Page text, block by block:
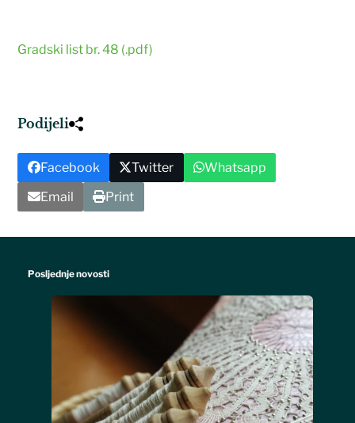
Gradski list br. 48 (.pdf)
Podijeli
Facebook Twitter
Whatsapp
Email
Print
Posljednje novosti